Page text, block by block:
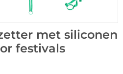
met siliconen
festivals